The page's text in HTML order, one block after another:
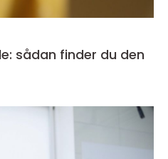
sådan finder du den